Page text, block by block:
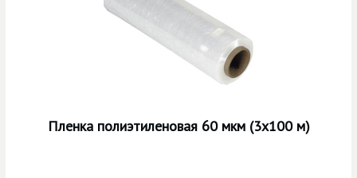
Пленка полиэтиленовая 60 мкм (3х100 м)